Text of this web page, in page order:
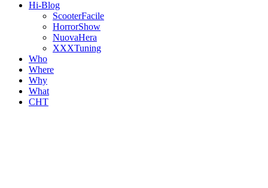
Hi-Blog
ScooterFacile
HorrorShow
NuovaHera
XXXTuning
Who
Where
Why
What
CHT